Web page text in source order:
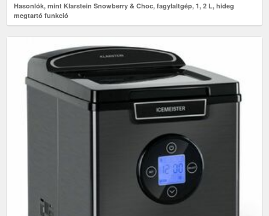
Hasonlók, mint Klarstein Snowberry & Choc, fagylaltgép, 1, 2 L, hideg
megtartó funkció